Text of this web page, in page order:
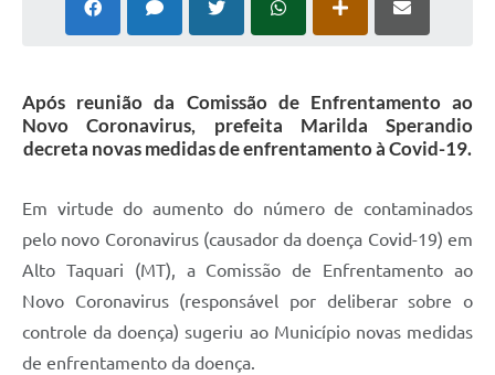
Após reunião da Comissão de Enfrentamento ao
Novo Coronavirus, prefeita Marilda Sperandio
decreta novas medidas de enfrentamento à Covid-19.
Em virtude do aumento do número de contaminados
pelo novo Coronavirus (causador da doença Covid-19) em
Alto Taquari (MT), a Comissão de Enfrentamento ao
Novo Coronavirus (responsável por deliberar sobre o
controle da doença) sugeriu ao Município novas medidas
de enfrentamento da doença.